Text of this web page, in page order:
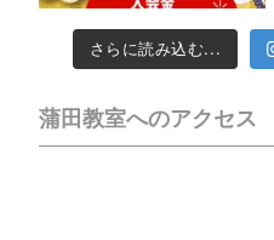
さらに読み込む...
蒲田教室へのアクセス